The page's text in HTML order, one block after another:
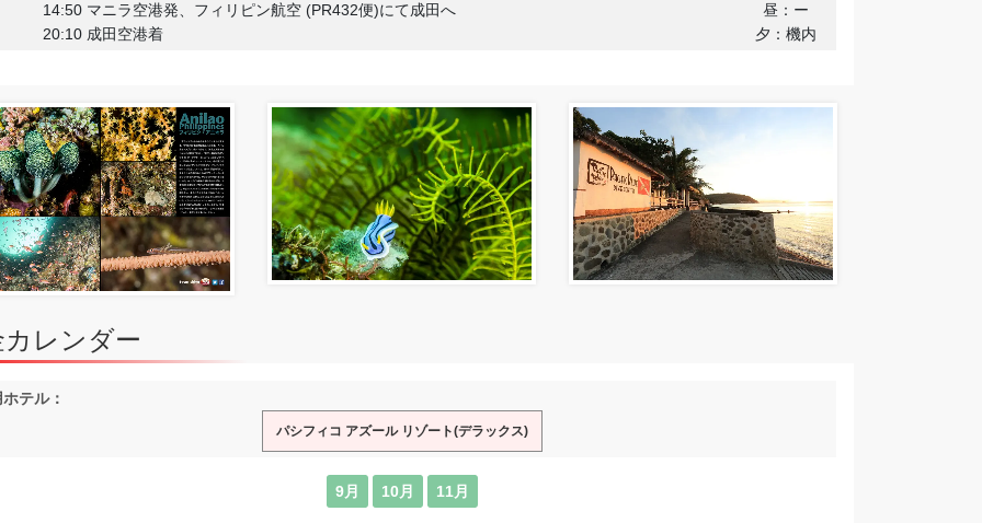
14:50 マニラ空港発、フィリピン航空 (PR432便)にて成田へ
20:10 成田空港着
昼：ー
夕：機内
レンダー
テル：
パシフィコ アズール リゾート(デラックス)
9月 10月 11月